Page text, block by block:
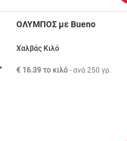
ΟΛΥΜΠΟΣ με Bueno
Χαλβάς Κιλό
€ 16.39 το κιλό - ανά250 γρ.